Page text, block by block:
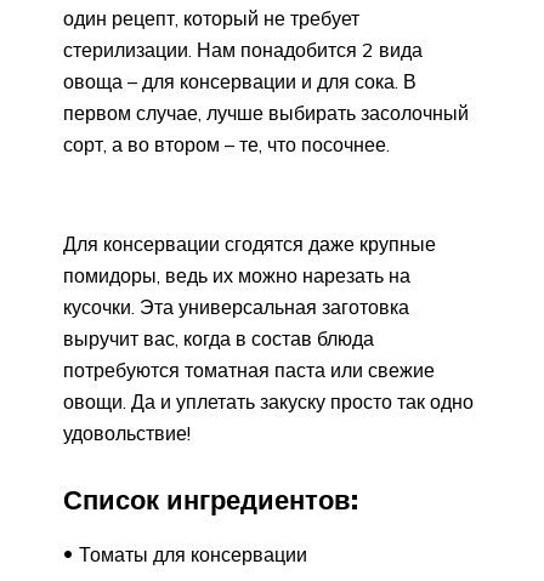
один рецепт, который не требует
стерилизации. Нам понадобится 2 вида
овоща – для консервации и для сока. В
первом случае, лучше выбирать засолочный
сорт, а во втором – те, что посочнее.
Для консервации сгодятся даже крупные
помидоры, ведь их можно нарезать на
кусочки. Эта универсальная заготовка
выручит вас, когда в состав блюда
потребуются томатная паста или свежие
овощи. Да и уплетать закуску просто так одно
удовольствие!
Список ингредиентов:
Томаты для консервации